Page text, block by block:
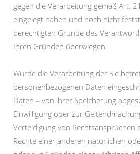
gegen die Verarbeitung gemäß Art.
eingelegt haben und noch nicht
berechtigten Gründe des
Ihren Gründen überwiegen.
Wurde die Verarbeitung der Sie
personenbezogenen Daten
Daten – von ihrer Speicherung
Einwilligung oder zur
Verteidigung von Rechtsansprüchen
Rechte einer anderen natürlichen